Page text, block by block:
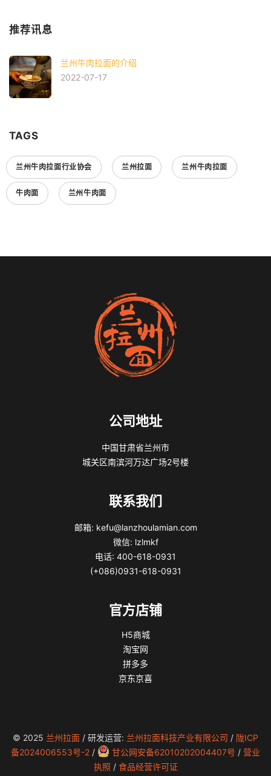
推荐讯息
兰州牛肉拉面的介绍
2022-07-17
TAGS
兰州牛肉拉面行业协会 兰州拉面 兰州牛肉拉面
牛肉面 兰州牛肉面
公司地址
中国甘肃省兰州市
城关区南滨河万达广场2号楼
联系我们
邮箱: kefu@lanzhoulamian.com
微信: lzlmkf
电话: 400-618-0931
(+086)0931-618-0931
官方店铺
H5商城
淘宝网
拼多多
京东京喜
© 2025 兰州拉面 / 研发运营: 兰州拉面科技产业有限公司 / 陇ICP
备2024006553号-2 / 甘公网安备62010202004407号 / 营业
执照 / 食品经营许可证